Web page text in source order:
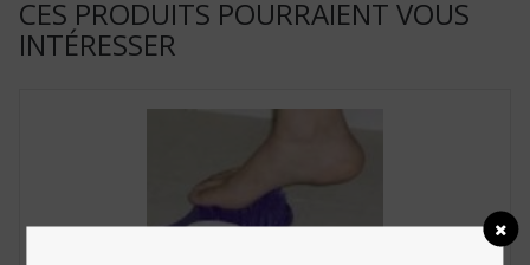
CES PRODUITS POURRAIENT VOUS
INTÉRESSER